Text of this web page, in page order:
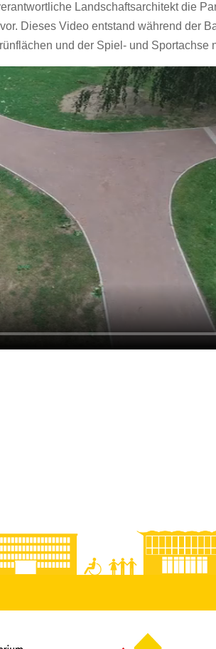
Landschaftsarchitekt die
Dieses Video entstand während der
und der Spiel- und Sportachse